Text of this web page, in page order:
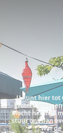
U kunt hier tot
grotere
Mocht het niet
stuur ons dan
wat